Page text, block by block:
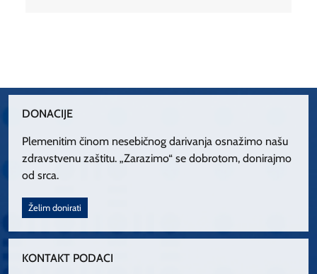
DONACIJE
Plemenitim činom nesebičnog darivanja osnažimo našu
zdravstvenu zaštitu. „Zarazimo“ se dobrotom, donirajmo
od srca.
Želim donirati
KONTAKT PODACI